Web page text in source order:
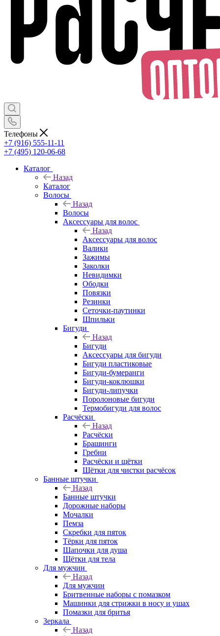
Телефоны
+7 (916) 555-11-11
+7 (495) 120-06-68
Каталог
Назад
Каталог
Волосы
Назад
Волосы
Аксессуары для волос
Назад
Аксессуары для волос
Валики
Зажимы
Заколки
Невидимки
Ободки
Повязки
Резинки
Сеточки-паутинки
Шпильки
Бигуди
Назад
Бигуди
Аксессуары для бигуди
Бигуди пластиковые
Бигуди-бумеранги
Бигуди-коклюшки
Бигуди-липучки
Поролоновые бигуди
Термобигуди для волос
Расчёски
Назад
Расчёски
Брашинги
Гребни
Расчёски и щётки
Щётки для чистки расчёсок
Банные штучки
Назад
Банные штучки
Дорожные наборы
Мочалки
Пемза
Скребки для пяток
Тёрки для пяток
Шапочки для душа
Щётки для тела
Для мужчин
Назад
Для мужчин
Бритвенные наборы с помазком
Машинки для стрижки в носу и ушах
Помазки для бритья
Зеркала
Назад